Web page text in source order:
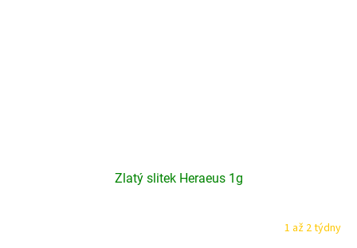
Zlatý slitek Heraeus 1g
1 až 2 týdny